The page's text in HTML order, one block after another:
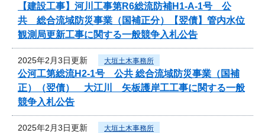
【建設工事】河川工事第R6総流防補H1-A-1号 公
共 総合流域防災事業（国補正分）【翌債】管内水位
観測局更新工事に関する一般競争入札公告
2025年2月3日更新 大垣土木事務所
公河工第総流H2-1号 公共 総合流域防災事業（国補
正）（翌債） 大江川 矢板護岸工工事に関する一般
競争入札公告
2025年2月3日更新 大垣土木事務所